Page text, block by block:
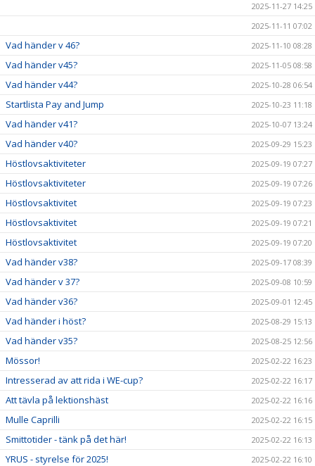
2025-11-27 14:25
2025-11-11 07:02
Vad händer v 46? 2025-11-10 08:28
Vad händer v45? 2025-11-05 08:58
Vad händer v44? 2025-10-28 06:54
Startlista Pay and Jump 2025-10-23 11:18
Vad händer v41? 2025-10-07 13:24
Vad händer v40? 2025-09-29 15:23
Höstlovsaktiviteter 2025-09-19 07:27
Höstlovsaktiviteter 2025-09-19 07:26
Höstlovsaktivitet 2025-09-19 07:23
Höstlovsaktivitet 2025-09-19 07:21
Höstlovsaktivitet 2025-09-19 07:20
Vad händer v38? 2025-09-17 08:39
Vad händer v 37? 2025-09-08 10:59
Vad händer v36? 2025-09-01 12:45
Vad händer i höst? 2025-08-29 15:13
Vad händer v35? 2025-08-25 12:56
Mössor! 2025-02-22 16:23
Intresserad av att rida i WE-cup? 2025-02-22 16:17
Att tävla på lektionshäst 2025-02-22 16:16
Mulle Caprilli 2025-02-22 16:15
Smittotider - tänk på det här! 2025-02-22 16:13
YRUS - styrelse för 2025! 2025-02-22 16:10